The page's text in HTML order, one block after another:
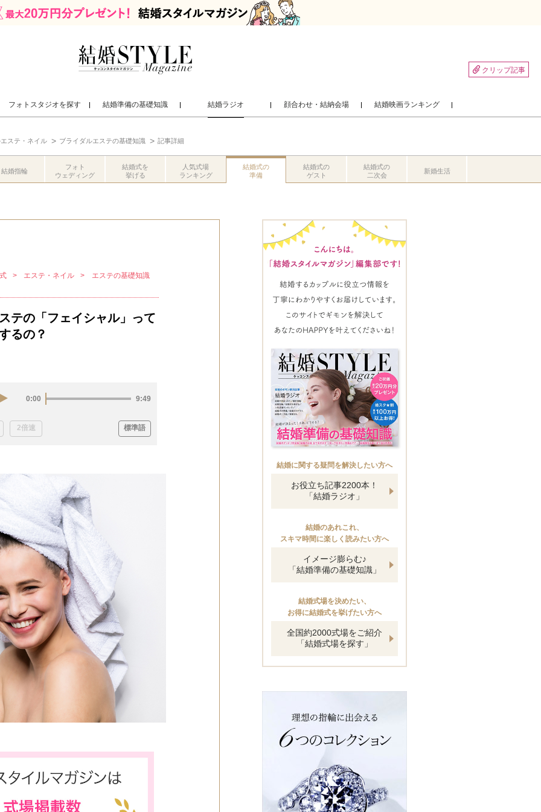
クリップ記事
フォトスタジオを探す 結婚準備の基礎知識 結婚ラジオ 顔合わせ・結納会場 結婚映画ランキング
ステ・ネイル ブライダルエステの基礎知識 記事詳細
結婚指輪
フォト
ウェディング
結婚式を
挙げる
人気式場
ランキング
結婚式の
準備
結婚式の
ゲスト
結婚式の
二次会
新婚生活
エステ・ネイル エステの基礎知識
テの「フェイシャル」って
るの？
0:00 9:49
2倍速 標準語
結婚に関する疑問を解決したい方へ
お役立ち記事2200本！
「結婚ラジオ」
結婚のあれこれ、
スキマ時間に楽しく読みたい方へ
イメージ膨らむ♪
「結婚準備の基礎知識」
結婚式場を決めたい、
お得に結婚式を挙げたい方へ
全国約2000式場をご紹介
「結婚式場を探す」